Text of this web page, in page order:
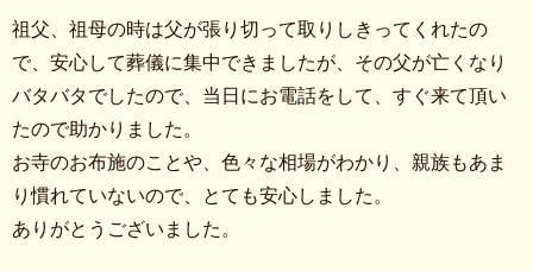
祖父、祖母の時は父が張り切って取りしきってくれたの
で、安心して葬儀に集中できましたが、その父が亡くなり
バタバタでしたので、当日にお電話をして、すぐ来て頂い
たので助かりました。
お寺のお布施のことや、色々な相場がわかり、親族もあま
り慣れていないので、とても安心しました。
ありがとうございました。